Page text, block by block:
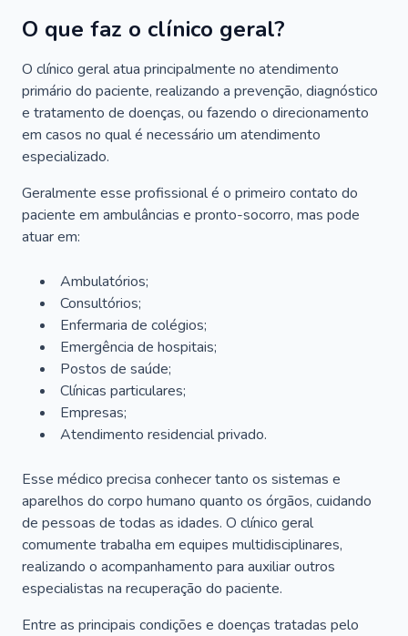
O que faz o clínico geral?
O clínico geral atua principalmente no atendimento
primário do paciente, realizando a prevenção, diagnóstico
e tratamento de doenças, ou fazendo o direcionamento
em casos no qual é necessário um atendimento
especializado.
Geralmente esse profissional é o primeiro contato do
paciente em ambulâncias e pronto-socorro, mas pode
atuar em:
Ambulatórios;
Consultórios;
Enfermaria de colégios;
Emergência de hospitais;
Postos de saúde;
Clínicas particulares;
Empresas;
Atendimento residencial privado.
Esse médico precisa conhecer tanto os sistemas e
aparelhos do corpo humano quanto os órgãos, cuidando
de pessoas de todas as idades. O clínico geral
comumente trabalha em equipes multidisciplinares,
realizando o acompanhamento para auxiliar outros
especialistas na recuperação do paciente.
Entre as principais condições e doenças tratadas pelo